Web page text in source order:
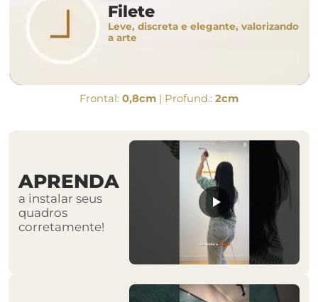
Filete
Leve, discreta e elegante, valorizando
a arte
Frontal: 0,8cm | Profund.: 2cm
APRENDA
a instalar seus
quadros
corretamente!